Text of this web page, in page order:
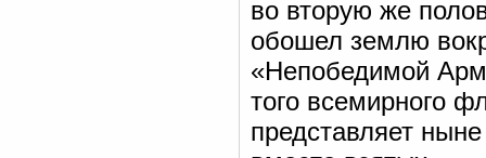
во вторую же
обошел землю
«Непобедимой
того всемирного
представляет